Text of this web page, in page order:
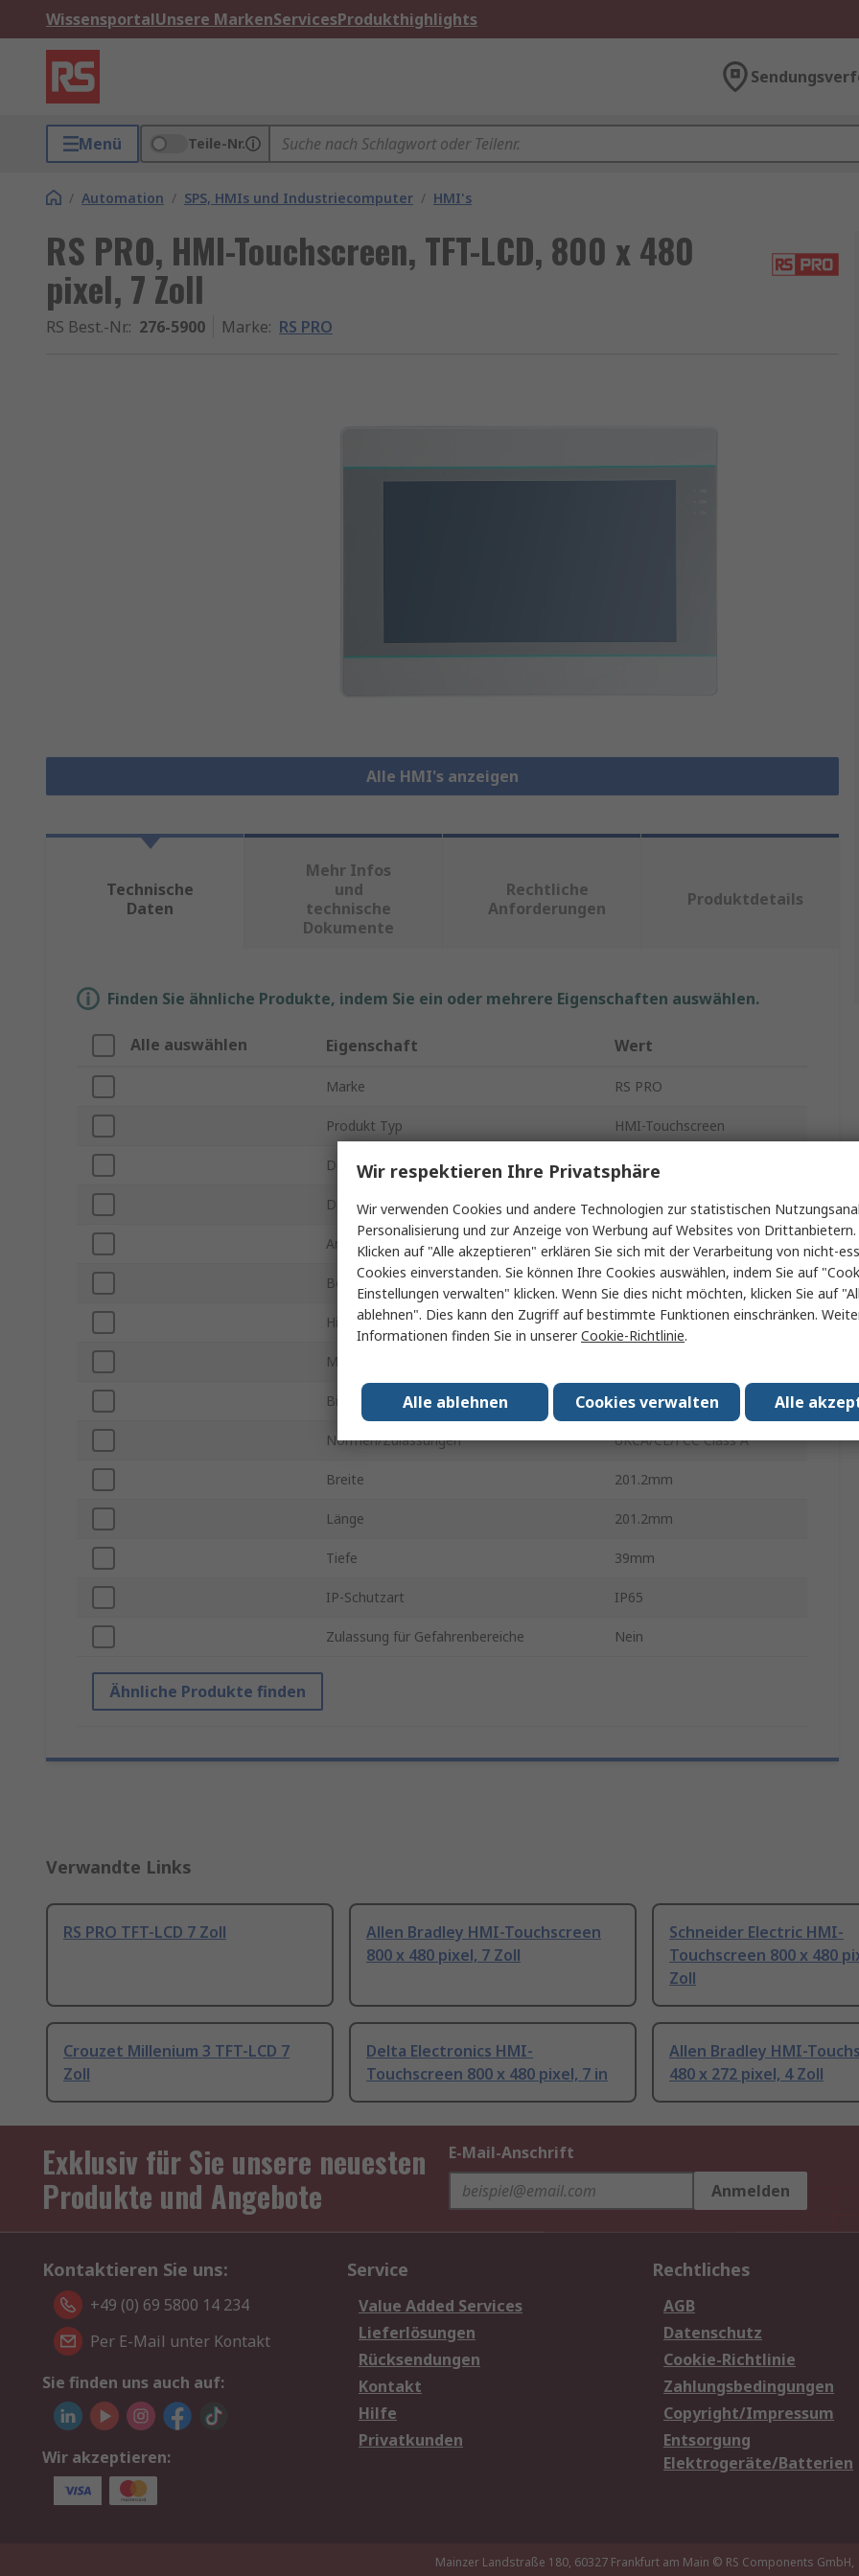
WissensportalUnsere MarkenServicesProdukthighlights
Menü Teile-Nr.
/ Automation / SPS, HMIs und Industriecomputer / HMI's
RS PRO, HMI-Touchscreen, TFT-LCD, 800 x 480
pixel, 7 Zoll
RS Best.-Nr.: 276-5900 Marke: RS PRO
Alle HMI's anzeigen
Technische
Daten
Mehr Infos
und
technische
Dokumente
Rechtliche
Anforderungen
Produktdetails
Finden Sie ähnliche Produkte, indem Sie ein oder mehrere Eigenschaften auswählen.
Alle auswählen Eigenschaft Wert
Marke RS PRO
Produkt Typ HMI-Touchscreen
Displaytyp TFT-LCD
Displayauflösung 800 x 480 pixel
Anzahl der Anschlüsse
Betriebstemperatur min. -10°C
Hintergrundbeleuchtung Ja
Maximale Betriebstemperatur
Bilddiagonale 7Zoll
Normen/Zulassungen UKCA/CE/FCC Class A
Breite 201.2mm
Länge 201.2mm
Tiefe 39mm
IP-Schutzart IP65
Zulassung für Gefahrenbereiche Nein
Ähnliche Produkte finden
Verwandte Links
RS PRO TFT-LCD 7 Zoll
Allen Bradley HMI-Touchscreen
800 x 480 pixel, 7 Zoll
Schneider Electric HMI-
Touchscreen 800 x 480
Zoll
Crouzet Millenium 3 TFT-LCD 7
Zoll
Delta Electronics HMI-
Touchscreen 800 x 480 pixel, 7 in
Allen Bradley HMI-
480 x 272 pixel, 4 Zoll
Exklusiv für Sie unsere neuesten
Produkte und Angebote
E-Mail-Anschrift
Anmelden
Kontaktieren Sie uns:
+49 (0) 69 5800 14 234
Per E-Mail unter Kontakt
Sie finden uns auch auf:
Wir akzeptieren:
Service
Value Added Services
Lieferlösungen
Rücksendungen
Kontakt
Hilfe
Privatkunden
Rechtliches
AGB
Datenschutz
Cookie-Richtlinie
Zahlungsbedingungen
Copyright/Impressum
Entsorgung
Elektrogeräte/Batterien
Mainzer Landstraße 180, 60327 Frankfurt am Main © RS Components GmbH,
Wir respektieren Ihre Privatsphäre
Wir verwenden Cookies und andere Technologien zur statistischen
Personalisierung und zur Anzeige von Werbung auf Websites von
Klicken auf "Alle akzeptieren" erklären Sie sich mit der Verarbeitung von nicht-
Cookies einverstanden. Sie können Ihre Cookies auswählen, indem Sie auf
Einstellungen verwalten" klicken. Wenn Sie dies nicht möchten, klicken Sie auf
ablehnen". Dies kann den Zugriff auf bestimmte Funktionen einschränken.
Informationen finden Sie in unsererCookie-Richtlinie.
Alle
Cookies verwalten
Alle ablehnen